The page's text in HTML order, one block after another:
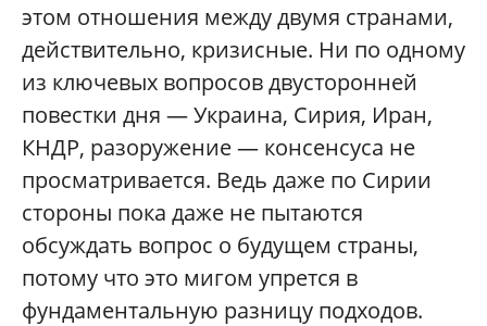
этом отношения между двумя странами,
действительно, кризисные. Ни по одному
из ключевых вопросов двусторонней
повестки дня — Украина, Сирия, Иран,
КНДР, разоружение — консенсуса не
просматривается. Ведь даже по Сирии
стороны пока даже не пытаются
обсуждать вопрос о будущем страны,
потому что это мигом упрется в
фундаментальную разницу подходов.